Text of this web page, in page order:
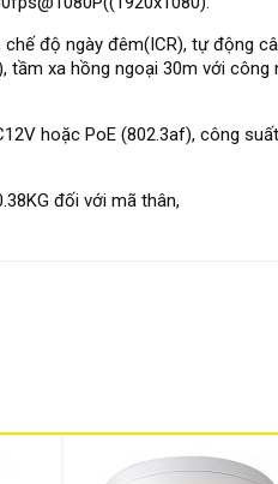
chế độ ngày đêm(ICR), tự động
tầm xa hồng ngoại 30m với công
hoặc PoE (802.3af), công suất
đối với mã thân,